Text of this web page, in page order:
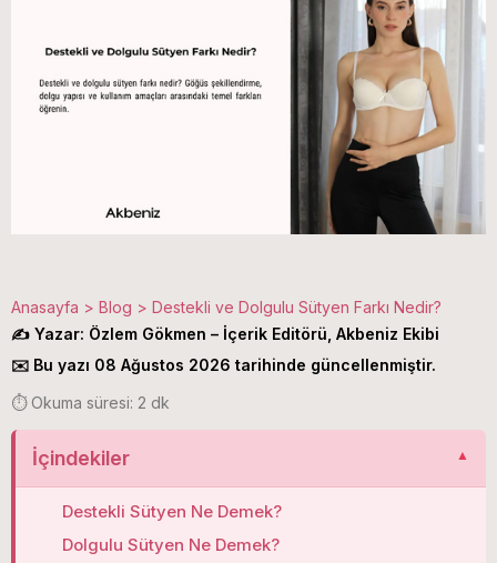
Anasayfa > Blog > Destekli ve Dolgulu Sütyen Farkı Nedir?
✍️ Yazar: Özlem Gökmen – İçerik Editörü, Akbeniz Ekibi
✉️ Bu yazı 08 Ağustos 2026 tarihinde güncellenmiştir.
⏱️ Okuma süresi: 2 dk
İçindekiler
Destekli Sütyen Ne Demek?
Dolgulu Sütyen Ne Demek?